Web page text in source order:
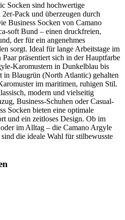
Socken sind hochwertige
Pack und überzeugen durch
Business Socken von Camano
soft Bund – einen druckfreien,
der für ein angenehmes
sorgt. Ideal für lange Arbeitstage im
präsentiert sich in der Hauptfarbe
Karomustern in Dunkelblau bis
in Blaugrün (North Atlantic) gehalten
im maritimen, ruhigen Stil.
modern und vielseitig
Business-Schuhen oder Casual-
Socken bieten eine optimale
und ein zeitloses Design. Ob im
im Alltag – die Camano Argyle
die ideale Wahl für stilbewusste